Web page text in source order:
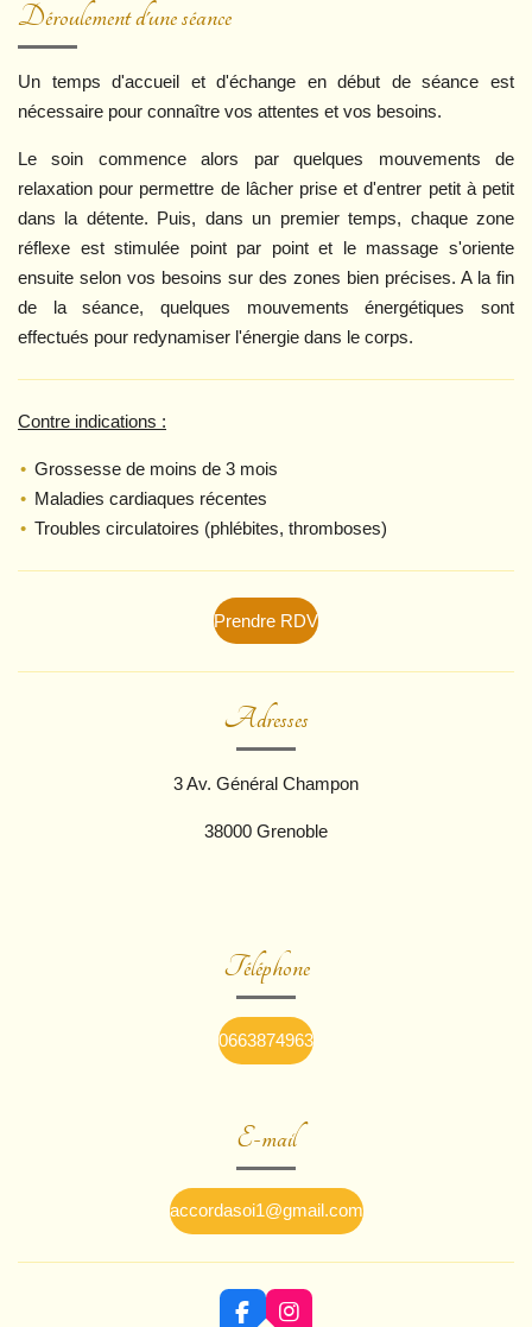
Déroulement d'une séance
Un temps d'accueil et d'échange en début de séance est
nécessaire pour connaître vos attentes et vos besoins.
Le soin commence alors par quelques mouvements de
relaxation pour permettre de lâcher prise et d'entrer petit à petit
dans la détente. Puis, dans un premier temps, chaque zone
réflexe est stimulée point par point et le massage s'oriente
ensuite selon vos besoins sur des zones bien précises. A la fin
de la séance, quelques mouvements énergétiques sont
effectués pour redynamiser l'énergie dans le corps.
Contre indications :
Grossesse de moins de 3 mois
Maladies cardiaques récentes
Troubles circulatoires (phlébites, thromboses)
Prendre RDV
Adresses
3 Av. Général Champon
38000 Grenoble
Téléphone
0663874963
E-mail
accordasoi1@gmail.com
F I